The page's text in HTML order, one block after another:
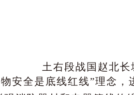
土右段战国赵北长
安全是底线红线”理念